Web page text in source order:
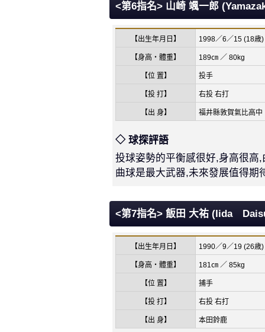
<第6指名> 山崎 颯一郎
【出生年月日】 1998／6／15 (18歳)
【身高・體重】 189㎝ ／ 80kg
【位 置】 投手
【投 打】 右投 右打
【出 身】 福井縣敦賀氣比高中
◇ 球探評語
投球姿勢的平衡感很好,身高很高
曲球是最大武器,未來發展值得期
<第7指名> 飯田 大祐 (Iida
【出生年月日】 1990／9／19 (26歳)
【身高・體重】 181㎝ ／ 85kg
【位 置】 捕手
【投 打】 右投 右打
【出 身】 本田鈴鹿